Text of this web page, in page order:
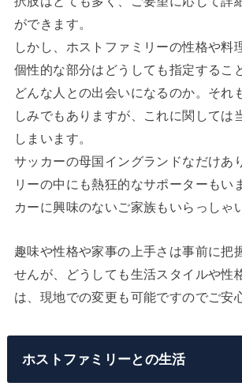
ができます。
しかし、ホストファミリーの性格や料
個性的な部分はどうしても指定するこ
どんな人との出会いになるのか。それ
しみでもありますが、これに関しては
しまいます。
サッカーの母国イングランドなだけあ
リーの中にも熱狂的なサポーターもい
カーに興味のないご家族もいらっしゃ
趣味や性格や家事の上手さは事前に把
せんが、どうしても生活スタイルや性
は、現地での変更も可能ですのでご安
ホストファミリーとの生活